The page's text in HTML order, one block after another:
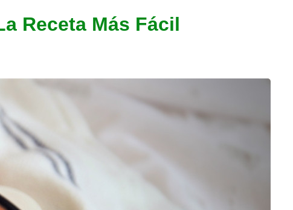
Receta Más Fácil